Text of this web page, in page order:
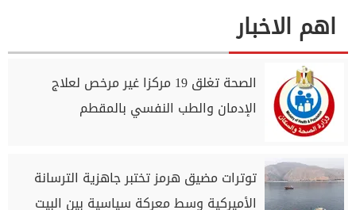
اهم الاخبار
الصحة تغلق 19 مركزا غير مرخص لعلاج
الإدمان والطب النفسي بالمقطم
توترات مضيق هرمز تختبر جاهزية الترسانة
الأميركية وسط معركة سياسية بين البيت